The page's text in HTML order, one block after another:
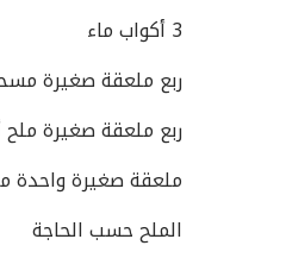
3 أكواب ماء
ربع ملعقة صغيرة
ربع ملعقة صغيرة
ملعقة صغيرة واحدة
الملح حسب الحاجة